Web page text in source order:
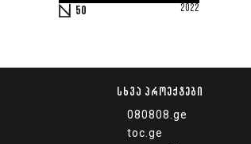
50 2022
ᲡᲮᲕᲐ ᲞᲠᲝᲔᲥᲢᲔᲑᲘ
080808.ge
toc.ge